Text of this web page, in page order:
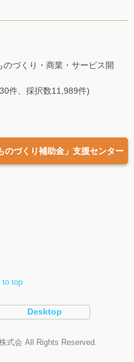
づくり・商業・サービス開
件、採択数11,989件)
のづくり補助金」支援センター
to top
Desktop
式会 All Rights Reserved.